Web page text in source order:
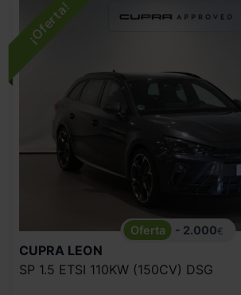
- 2.000€
CUPRA LEON
SP 1.5 ETSI 110KW (150CV) DSG